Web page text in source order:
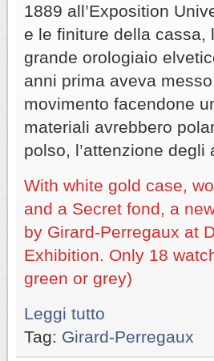
1889 all’Exposition
e le finiture della cassa,
grande orologiaio
anni prima aveva
movimento facendone
materiali avrebbero
polso, l’attenzione degli
With white gold case,
and a Secret fond, a
by Girard-Perregaux at
Exhibition. Only 18
green or grey)
Leggi tutto
Tag: Girard-Perregaux